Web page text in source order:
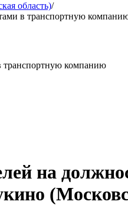
область)/
в транспортную
транспортную компанию
на